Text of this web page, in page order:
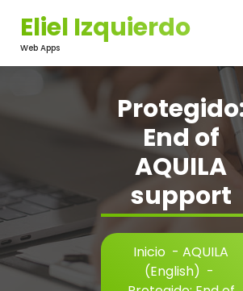
contenido
Eliel Izquierdo
Web Apps
End of
AQUILA
support
Inicio - AQUILA
(English) -